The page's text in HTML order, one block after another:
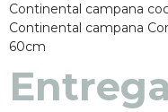
Continental campana
Continental campana
60cm